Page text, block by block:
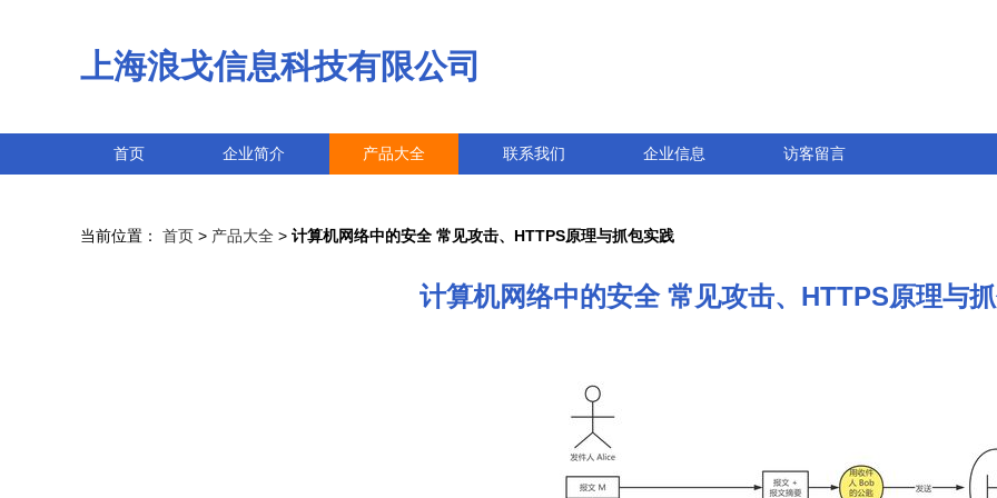
上海浪戈信息科技有限公司
首页 企业简介 产品大全 联系我们 企业信息 访客留言
当前位置： 首页 > 产品大全 > 计算机网络中的安全 常见攻击、HTTPS原理与抓包实践
计算机网络中的安全 常见攻击、HTTPS原理与